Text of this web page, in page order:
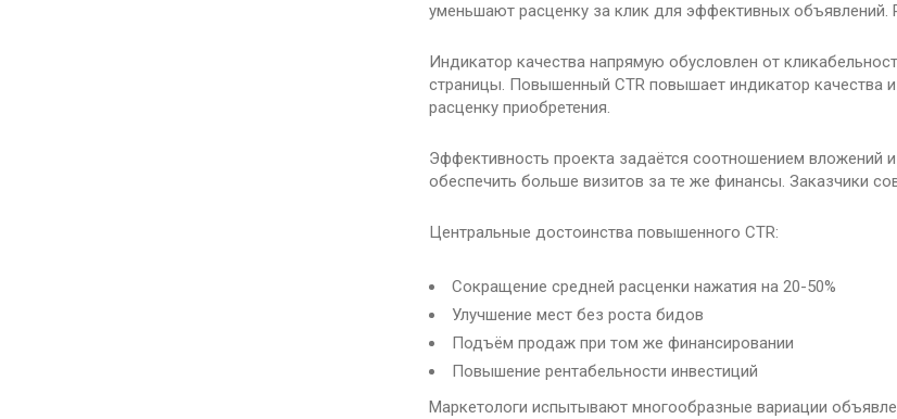
уменьшают расценку за клик для эффективных
Индикатор качества напрямую обусловлен от
страницы. Повышенный CTR повышает индикатор качества
расценку приобретения.
Эффективность проекта задаётся соотношением вложений
обеспечить больше визитов за те же финансы. Заказчики
Центральные достоинства повышенного CTR:
Сокращение средней расценки нажатия на 20-50%
Улучшение мест без роста бидов
Подъём продаж при том же финансировании
Повышение рентабельности инвестиций
Маркетологи испытывают многообразные вариации